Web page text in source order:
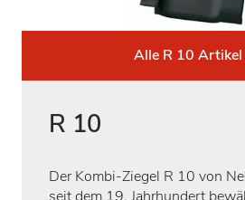
Alle R 10 Artikel
R 10
Der Kombi-Ziegel R 10 von